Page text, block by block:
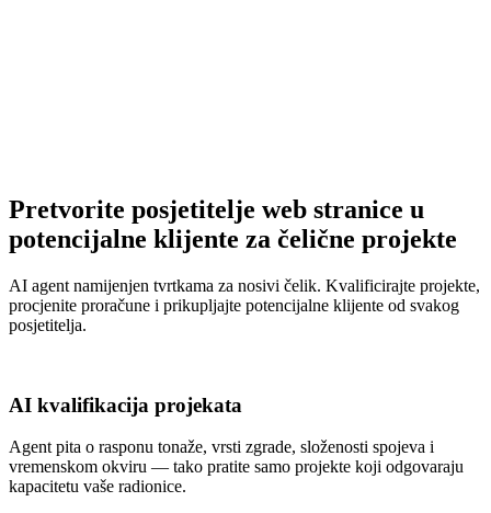
Pretvorite posjetitelje web stranice u
potencijalne klijente za čelične projekte
AI agent namijenjen tvrtkama za nosivi čelik. Kvalificirajte projekte,
procjenite proračune i prikupljajte potencijalne klijente od svakog
posjetitelja.
AI kvalifikacija projekata
Agent pita o rasponu tonaže, vrsti zgrade, složenosti spojeva i
vremenskom okviru — tako pratite samo projekte koji odgovaraju
kapacitetu vaše radionice.